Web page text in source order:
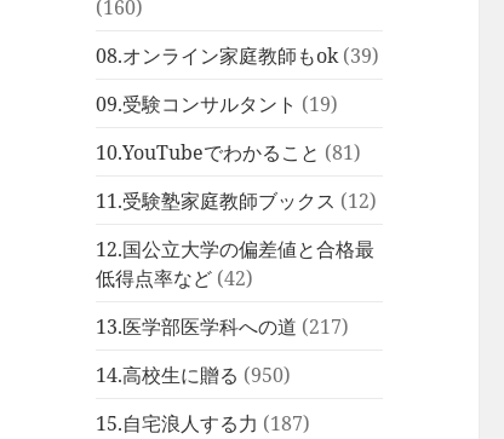
(160)
08.オンライン家庭教師もok(39)
09.受験コンサルタント (19)
10.YouTubeでわかること (81)
11.受験塾家庭教師ブックス (12)
12.国公立大学の偏差値と合格最
低得点率など (42)
13.医学部医学科への道 (217)
14.高校生に贈る (950)
15.自宅浪人する力 (187)